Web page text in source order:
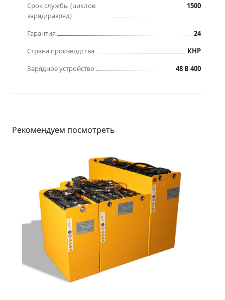
Срок службы (циклов
заряд/разряд)
1500
Гарантия
24
Страна производства
КНР
Зарядное устройство
48 В 400
Рекомендуем посмотреть